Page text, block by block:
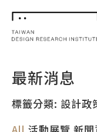
TDRI
單
最新消息
標籤分類: 設計政